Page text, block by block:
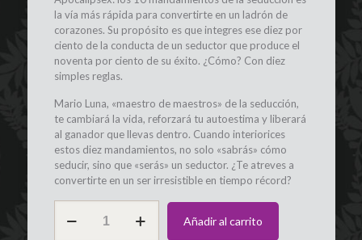
la vía más rápida para convertirte en un ladrón de
corazones. Su propósito es que integres ese diez por
ciento de la conducta de un seductor que produce el
noventa por ciento de su éxito. ¿Cómo? Con diez
simples reglas.
Mario Luna, «maestro de maestros» de la seducción,
te cambiará la vida, reforzará tu autoestima y liberará
al ganador que llevas dentro. Cuando interiorices
estos diez mandamientos, no solo «sabrás» cómo
seducir, sino que «serás» un seductor. ¿Te atreves a
convertirte en un ser irresistible en tiempo récord?
Apocalípsex
Añadir al carrito